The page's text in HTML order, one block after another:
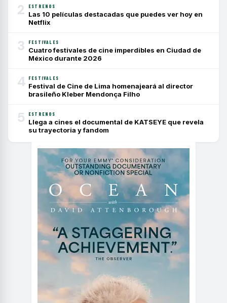
2 ESTRENOS
Las 10 películas destacadas que puedes ver hoy en
Netflix
3 FESTIVALES
Cuatro festivales de cine imperdibles en Ciudad de
México durante 2026
4 FESTIVALES
Festival de Cine de Lima homenajeará al director
brasileño Kleber Mendonça Filho
5 ESTRENOS
Llega a cines el documental de KATSEYE que revela
su trayectoria y fandom